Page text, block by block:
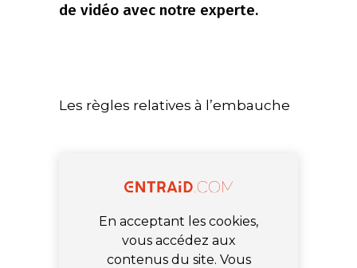
de vidéo avec notre experte.
Les règles relatives à l’embauche
En acceptant les cookies,
vous accédez aux
contenus du site. Vous